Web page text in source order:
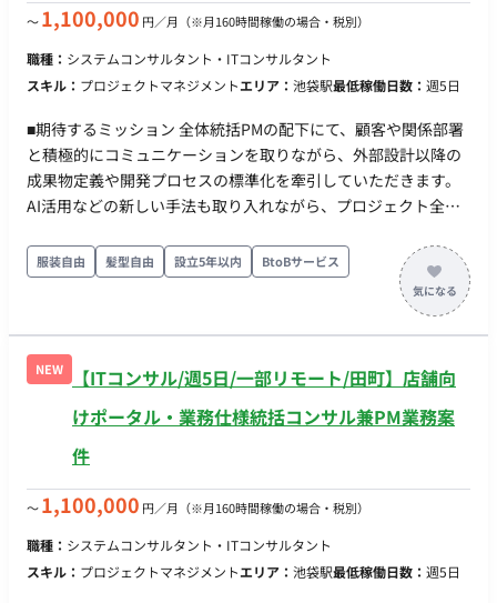
るか、論理的な整合性が取れているかまでを含めた品質担保 ビ
ジネスインサイトの導出と提言 ・ストーリーテリングと資料作
成 分析結果を単なる「数値の報告」で終わらせず、クライアン
トの意思決定を促すための「ストーリー」として構成し、分か
トの創出 データから「何が起きたか」だけでなく「なぜ起きた
か」「次はどうすべきか」という深い示唆を導き出し、クライ
アントのネクストアクションを具体化する。 クライアントコミ
ュニケーション プロジェクトの報告会において、自身の分析パ
ートに関する報告や質疑応答を主体的に行う。 ■チーム体制 ・
複数名 ■業務の流れ アジャイル ■技術要件 ・言語：Python ■開
発フェーズと予定 事業拡大フェーズに伴い、人員増を計画して
データサイエンティストの両方と協業するため、ビジネス感覚
と技術的知見の両方をバランスよく吸収でき、将来的にどちら
のパス（エキスパート/マネジメント）へ進むかの選択肢が広が
ります。 ・柔軟で最先端な分析環境 分析の土台となるのが、
MMMの知見が凝縮された自社開発の分析フレームワークやソリ
ューションです。それに加え、分析環境は常にアップデートさ
れており、Python, Rはもちろん、Juliaといった多様な言語や
最新の生成AI技術も積極的に活用しています。アナリストは常
に最適な手法を探求・選択できる環境で、自身のスキルを磨き
〜1,100,000 円／月 （※月160時間稼働の場合・税別）
職種： システムコンサルタント・ITコンサルタント
スキル： プロジェクトマネジメントエリア： 池袋駅最低稼働日数： 週5日
■期待するミッション 全体統括PMの配下にて、顧客や関係部署
と積極的にコミュニケーションを取りながら、外部設計以降の
成果物定義や開発プロセスの標準化を牽引していただきます。
AI活用などの新しい手法も取り入れながら、プロジェクト全体
います。 ■業務内容・担当工程 ・外部設計以降の成果物一覧・
定義、成果物フォーマットの整備 ・開発プロセス、レビュー、
承認、変更管理ルールの策定、標準の展開・定着支援 ・AI活用
を含む新しい開発手法に対するルール検討 ■働き方 ・稼働量：
週5日 ・リモート稼働：一部リモート（基本は田町・浜松町へ
の出社。週1〜2回程度大崎訪問の可能性あり） ※ハイブリッド
は個別相談可ですが、常駐もしくは週4日程度出社できる方が優
服装自由 髪型自由 設立5年以内 BtoBサービス
NEW
【ITコンサル/週5日/一部リモート/田町】店舗向
けポータル・業務仕様統括コンサル兼PM業務案
件
〜1,100,000 円／月 （※月160時間稼働の場合・税別）
職種： システムコンサルタント・ITコンサルタント
スキル： プロジェクトマネジメントエリア： 池袋駅最低稼働日数： 週5日